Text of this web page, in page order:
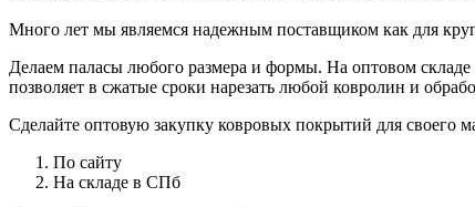
Много лет мы являемся надежным поставщиком как для
Делаем паласы любого размера и формы. На оптовом
позволяет в сжатые сроки нарезать любой ковролин и
Сделайте оптовую закупку ковровых покрытий для своего
По сайту
На складе в СПб